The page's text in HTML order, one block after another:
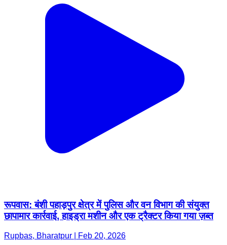
रूपवास: बंशी पहाड़पुर क्षेत्र में पुलिस और वन विभाग की संयुक्त
छापामार कार्रवाई, हाइड्रा मशीन और एक ट्रैक्टर किया गया ज़ब्त
Rupbas, Bharatpur | Feb 20, 2026